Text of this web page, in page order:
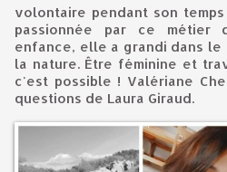
volontaire pendant son
passionnée par ce métier
enfance, elle a grandi dans
la nature. Être féminine et
c'est possible ! Valériane
questions de Laura Giraud.